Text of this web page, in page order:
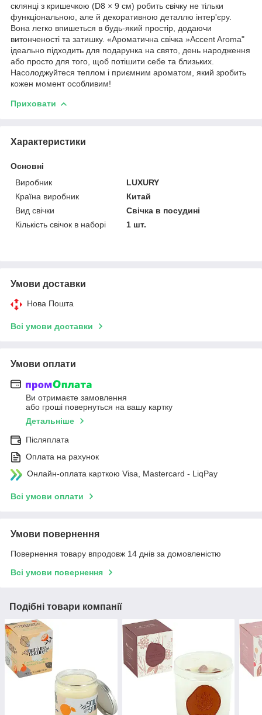
склянці з кришечкою (D8 × 9 см) робить свічку не тільки
функціональною, але й декоративною деталлю інтер'єру.
Вона легко впишеться в будь-який простір, додаючи
витонченості та затишку. «Ароматична свічка »Accent Aroma"
ідеально підходить для подарунка на свято, день народження
або просто для того, щоб потішити себе та близьких.
Насолоджуйтеся теплом і приємним ароматом, який зробить
кожен момент особливим!
Приховати
Характеристики
Основні
Виробник
LUXURY
Країна виробник
Китай
Вид свічки
Свічка в посудині
Кількість свічок в наборі
1 шт.
Умови доставки
Нова Пошта
Всі умови доставки
Умови оплати
Ви отримаєте замовлення
або гроші повернуться на вашу картку
Детальніше
Післяплата
Оплата на рахунок
Онлайн-оплата карткою Visa, Mastercard - LiqPay
Всі умови оплати
Умови повернення
Повернення товару впродовж 14 днів за домовленістю
Всі умови повернення
Подібні товари компанії